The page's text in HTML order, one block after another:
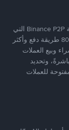
يضع ملايين المُستخدمين حول العالم ثقتهم في منصّة Binance P2P التي
توفّر منصّة آمنة لتداول العملات الرقمية بأكثر من 800 طريقة دفع وأكثر
وبيع العملات
وتحديد
للعملات